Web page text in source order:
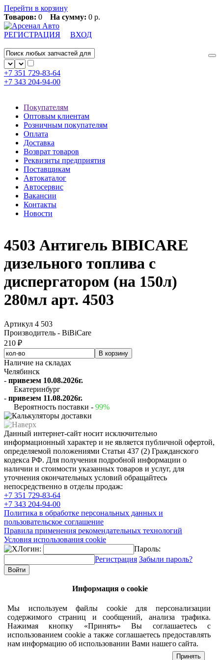
Перейти в корзину
Товаров: 0 На сумму: 0 р.
РЕГИСТРАЦИЯ ВХОД
+7 351 729-83-64
+7 343 204-94-00
Покупателям
Оптовым клиентам
Розничным покупателям
Оплата
Доставка
Возврат товаров
Реквизиты предприятия
Поставщикам
Автокаталог
Автосервис
Вакансии
Контакты
Новости
4503 Антигель BIBICARE
дизельного топлива с
диспергатором (на 150л)
280мл арт. 4503
Артикул 4 503
Производитель - BiBiCare
210 ₽
Наличие на складах
Челябинск
- привезем 10.08.2026г.
Екатеринбург
- привезем 11.08.2026г.
Вероятность поставки - 99%
Данный интернет-сайт носит исключительно
информационный характер и не является публичной офертой,
определяемой положениями Статьи 437 (2) Гражданского
кодекса РФ. Для получения подробной информации о
наличии и стоимости указанных товаров и услуг, для
уточнения окончательных условий обращайтесь
непосредственно в отделы продаж:
+7 351 729-83-64
+7 343 204-94-00
Политика в обработке персональных данных и
пользовательское соглашение
Правила применения рекомендательных технологий
Условия использования cookie
Логин:
Пароль:
Регистрация Забыли пароль?
Информация о cookie
Мы используем файлы cookie для персонализации
содержимого страниц и сообщений, анализа трафика.
Нажимая кнопку «Принять» Вы соглашаетесь с
использованием cookie а также соглашаетесь предоставлять
нам информацию об использовании Вами нашего сайта.
Принять